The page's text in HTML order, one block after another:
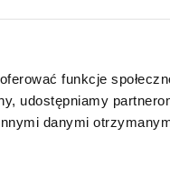
funkcje
udostępniamy
danymi
zobacz więcej